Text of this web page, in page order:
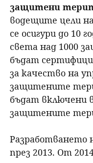
защитени
водещите цели
се осигури до 10
света над 1000
бъдат
за качество на
защитените
бъдат включени
защитените
Разработването
през 2013. От